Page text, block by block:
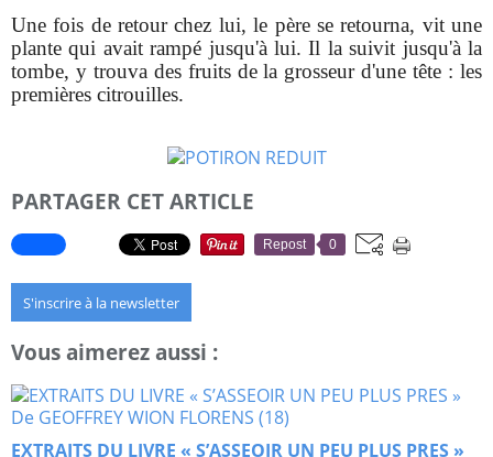
Une fois de retour chez lui, le père se retourna, vit une
plante qui avait rampé jusqu'à lui. Il la suivit jusqu'à la
tombe, y trouva des fruits de la grosseur d'une tête : les
premières citrouilles.
PARTAGER CET ARTICLE
Repost 0
S'inscrire à la newsletter
Vous aimerez aussi :
EXTRAITS DU LIVRE « S’ASSEOIR UN PEU PLUS PRES »